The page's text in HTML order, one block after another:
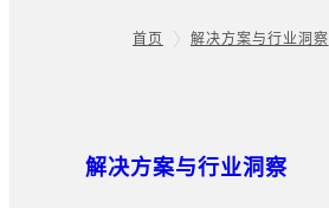
首页 解决方案与行业洞察
网站地图
解决方案与行业洞察